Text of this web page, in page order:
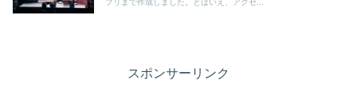
プリまで作成しました。とはいえ、アクセ...
スポンサーリンク